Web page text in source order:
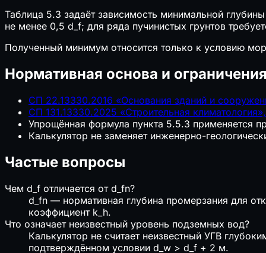
Таблица 5.3 задаёт зависимость минимальной
не менее 0,5 d_f; для ряда пучинистых грунтов
Полученный минимум относится только к условию
Нормативная основа и ограничения
СП 22.13330.2016 «Основания зданий и
СП 131.13330.2025 «Строительная
Упрощённая формула пункта 5.5.3 применяется
Калькулятор не заменяет инженерно-
Частые вопросы
Чем d_f отличается от d_fn?
d_fn — нормативная глубина промерзания для
коэффициент k_h.
Что означает неизвестный уровень подземных вод?
Калькулятор не считает неизвестный УГВ
подтверждённом условии d_w > d_f + 2 м.